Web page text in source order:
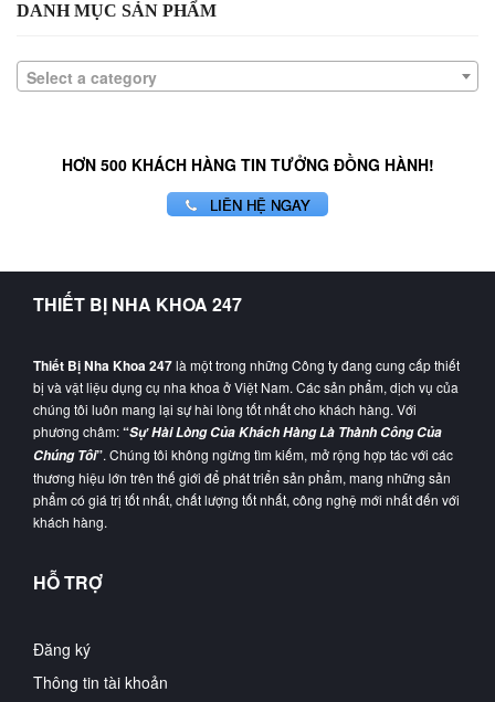
DANH MỤC SẢN PHẨM
Select a category
HƠN 500 KHÁCH HÀNG TIN TƯỞNG ĐỒNG HÀNH!
LIÊN HỆ NGAY
THIẾT BỊ NHA KHOA 247
Thiết Bị Nha Khoa 247là một trong những Công ty đang cung cấp thiết
bị và vật liệu dụng cụ nha khoa ở Việt Nam. Các sản phẩm, dịch vụ của
chúng tôi luôn mang lại sự hài lòng tốt nhất cho khách hàng. Với
phương châm:“Sự Hài Lòng Của Khách Hàng Là Thành Công Của
Chúng Tôi”. Chúng tôi không ngừng tìm kiếm, mở rộng hợp tác với các
thương hiệu lớn trên thế giới để phát triển sản phẩm, mang những sản
phẩm có giá trị tốt nhất, chất lượng tốt nhất, công nghệ mới nhất đến với
khách hàng.
HỖ TRỢ
Đăng ký
Thông tin tài khoản